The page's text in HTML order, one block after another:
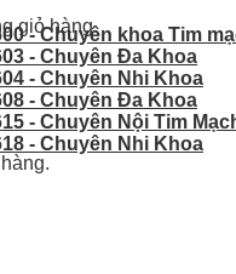
giỏ hàng.
- Chuyên khoa Tim
- Chuyên Đa Khoa
- Chuyên Nhi Khoa
- Chuyên Đa Khoa
- Chuyên Nội Tim
- Chuyên Nhi Khoa